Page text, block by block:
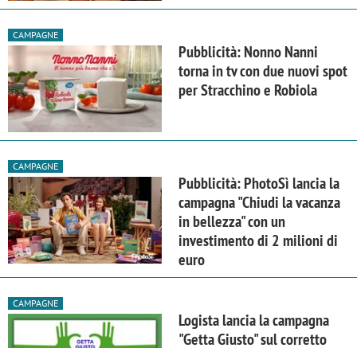
CAMPAGNE
Pubblicità: Nonno Nanni
torna in tv con due nuovi spot
per Stracchino e Robiola
CAMPAGNE
Pubblicità: PhotoSì lancia la
campagna "Chiudi la vacanza
in bellezza" con un
investimento di 2 milioni di
euro
CAMPAGNE
Logista lancia la campagna
"Getta Giusto" sul corretto